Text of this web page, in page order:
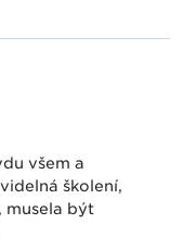
všem a
školení,
musela být